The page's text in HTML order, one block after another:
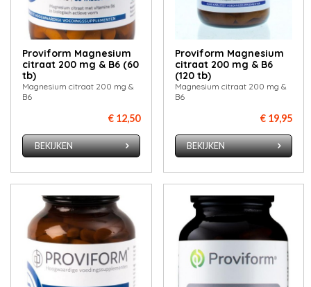
Proviform Magnesium
citraat 200 mg & B6 (60
tb)
Magnesium citraat 200 mg &
B6
€ 12,50
BEKIJKEN
Proviform Magnesium
citraat 200 mg & B6
(120 tb)
Magnesium citraat 200 mg &
B6
€ 19,95
BEKIJKEN